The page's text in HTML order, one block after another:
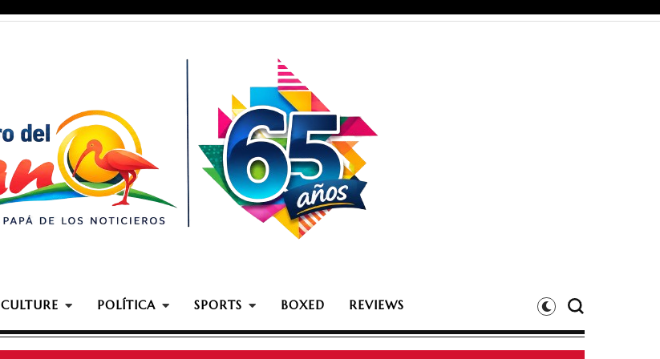
CULTURE POLÍTICA SPORTS BOXED REVIEWS